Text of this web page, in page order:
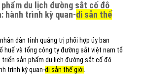
hành trình kỳ quan-di sản thế
dân tỉnh quảng trị phối hợp ủy ban
huế và tổng công ty đường sắt việt nam tổ
sản phẩm du lịch đường sắt cố đô
trình kỳ quan-di sản thế giới